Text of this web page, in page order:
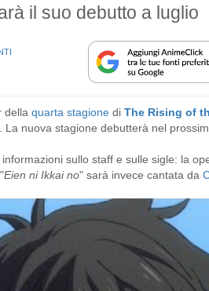
il suo debutto a luglio
della quarta stagione di The Rising of
. La nuova stagione debutterà nel
sullo staff e sulle sigle: la
Eien ni Ikkai no" sarà invece cantata da